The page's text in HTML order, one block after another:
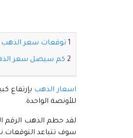
توقعات سعر الذهب 2021
كم سيصل سعر الذهب
اسعار الذهب
للأونصة الواحدة.
سوف تتباعد